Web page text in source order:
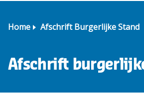
Home Afschrift Burgerlijke Stand
Afschrift